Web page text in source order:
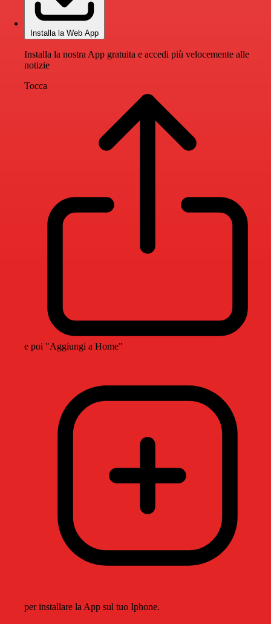
Installa la Web App
Installa la nostra App gratuita e accedi più velocemente alle
notizie
Tocca
e poi "Aggiungi a Home"
per installare la App sul tuo Iphone.